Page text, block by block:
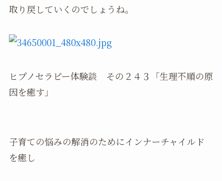
取り戻していくのでしょうね。
ヒプノセラピー体験談 その２４３「生理不順の原
因を癒す」
子育ての悩みの解消のためにインナーチャイルド
を癒し